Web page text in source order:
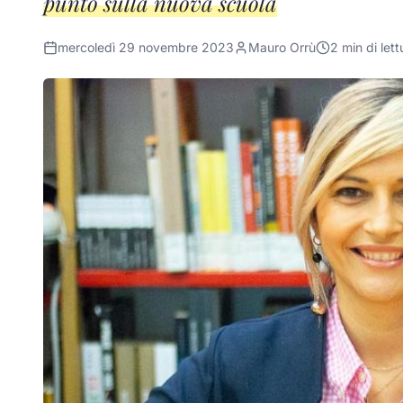
mercoledì 29 novembre 2023 Mauro Orrù 2 min di